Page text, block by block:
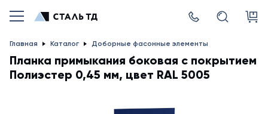
Главная Каталог Доборные фасонные элементы
Планка примыкания боковая с покрытием
Полиэстер 0,45 мм, цвет RAL 5005